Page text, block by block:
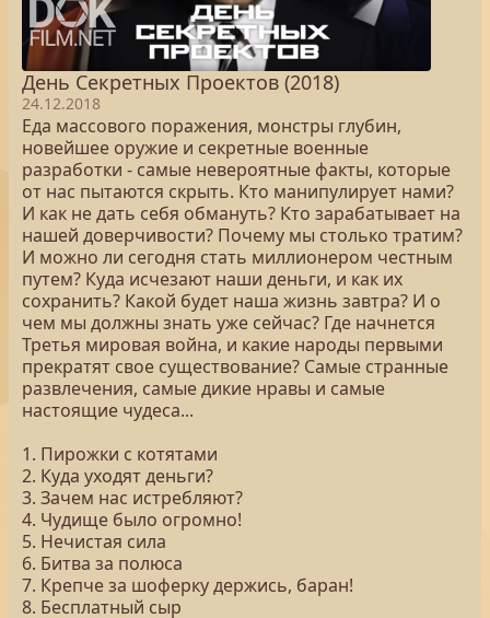
День Секретных Проектов (2018)
24.12.2018
Еда массового поражения, монстры глубин,
новейшее оружие и секретные военные
разработки - самые невероятные факты, которые
от нас пытаются скрыть. Кто манипулирует нами?
И как не дать себя обмануть? Кто зарабатывает на
нашей доверчивости? Почему мы столько тратим?
И можно ли сегодня стать миллионером честным
путем? Куда исчезают наши деньги, и как их
сохранить? Какой будет наша жизнь завтра? И о
чем мы должны знать уже сейчас? Где начнется
Третья мировая война, и какие народы первыми
прекратят свое существование? Самые странные
развлечения, самые дикие нравы и самые
настоящие чудеса...
1. Пирожки с котятами
2. Куда уходят деньги?
3. Зачем нас истребляют?
4. Чудище было огромно!
5. Нечистая сила
6. Битва за полюса
7. Крепче за шоферку держись, баран!
8. Бесплатный сыр